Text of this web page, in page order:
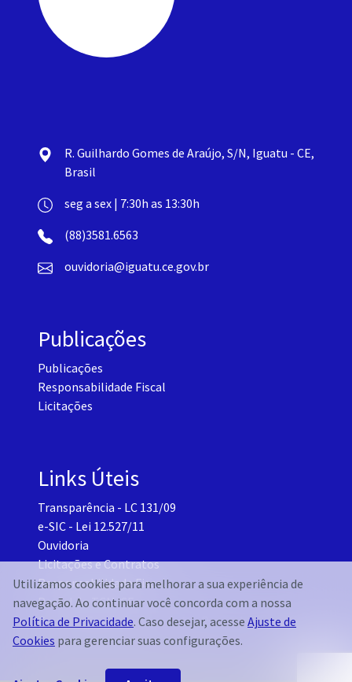
R. Guilhardo Gomes de Araújo, S/N, Iguatu - CE,
Brasil
seg a sex | 7:30h as 13:30h
(88)3581.6563
ouvidoria@iguatu.ce.gov.br
Publicações
Publicações
Responsabilidade Fiscal
Licitações
Links Úteis
Transparência - LC 131/09
e-SIC - Lei 12.527/11
Ouvidoria
Licitações e Contratos
Responsabilidade Fiscal
Portal do TCM-CE
Governo Transparente - Setor Pessoal
Utilizamos cookies para melhorar a sua experiência de
navegação. Ao continuar você concorda com a nossa
Política de Privacidade. Caso desejar, acesse Ajuste de
Cookies para gerenciar suas configurações.